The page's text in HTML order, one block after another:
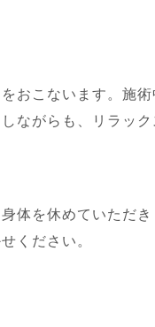
おこないます。施
ながらも、リラッ
体を休めていただ
ください。